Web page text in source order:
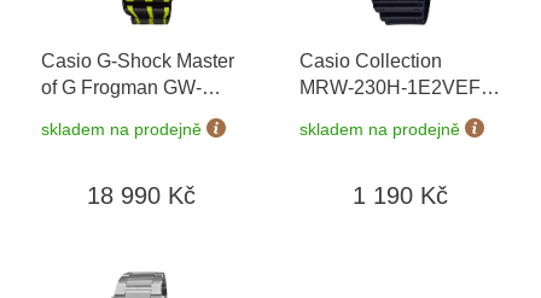
Casio G-Shock Master
of G Frogman GW-
8200TPF-1ER Three-
striped Poison Frog
možnost výměny do 90
skladem na prodejně
18 990 Kč
Casio Collection
MRW-230H-1E2VEF+
možnost výměny do 90
dní + doprava zdarma
skladem na prodejně
1 190 Kč